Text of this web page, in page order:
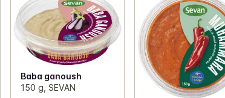
Baba ganoush
150 g, SEVAN